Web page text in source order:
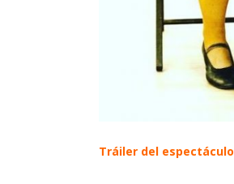
Tráiler del espectáculo